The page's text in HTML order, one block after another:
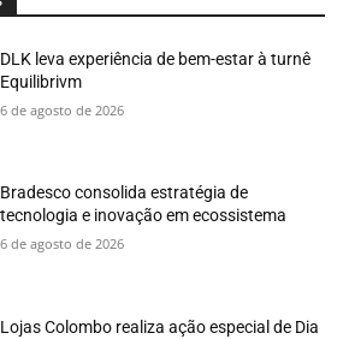
DLK leva experiência de bem-estar à turnê
Equilibrivm
6 de agosto de 2026
Bradesco consolida estratégia de
tecnologia e inovação em ecossistema
6 de agosto de 2026
Lojas Colombo realiza ação especial de Dia